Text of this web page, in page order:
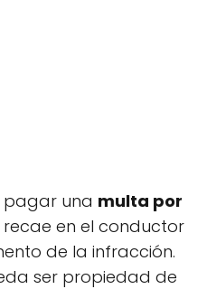
pagar una multa por
recae en el conductor
de la infracción.
ser propiedad de